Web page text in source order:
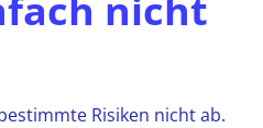
Risiken nicht ab.